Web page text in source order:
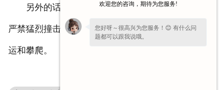
另外的话，我们如果是在运输的时候，还应该要
严禁猛烈撞击与尖锐物品接触，也不能乱抛、拖地搬
运和攀爬。
欢迎您的咨询，期待为您服务!
您好呀～很高兴为您服务！😊 有什么问
题都可以跟我说哦。